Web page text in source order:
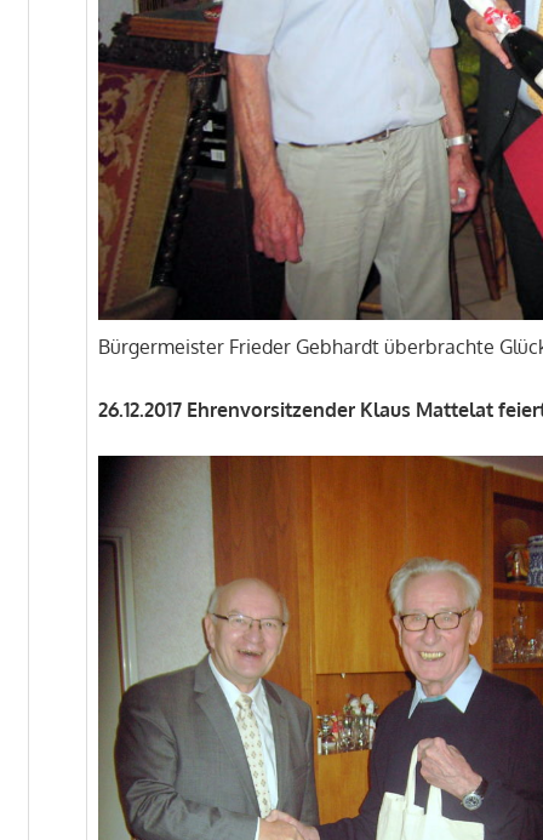
Bürgermeister Frieder Gebhardt überbrachte
26.12.2017 Ehrenvorsitzender Klaus Mattelat